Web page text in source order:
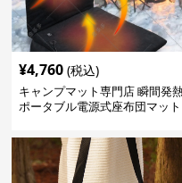
¥4,760 (税込)
キャンプマット専門店 瞬間発
ポータブル電源式座布団マット